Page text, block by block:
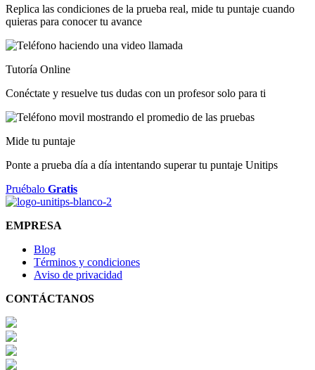
Replica las condiciones de la prueba real, mide tu puntaje cuando
quieras para conocer tu avance
Tutoría Online
Conéctate y resuelve tus dudas con un profesor solo para ti
Mide tu puntaje
Ponte a prueba día a día intentando superar tu puntaje Unitips
Pruébalo Gratis
EMPRESA
Blog
Términos y condiciones
Aviso de privacidad
CONTÁCTANOS